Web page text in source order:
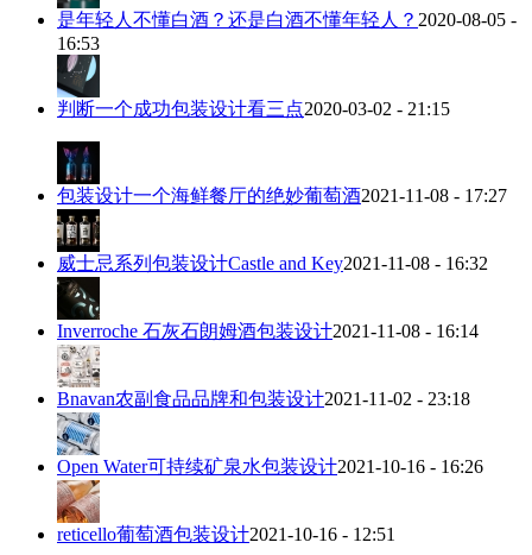
是年轻人不懂白酒？还是白酒不懂年轻人？ 2020-08-05 -
16:53
判断一个成功包装设计看三点2020-03-02 - 21:15
包装设计一个海鲜餐厅的绝妙葡萄酒2021-11-08 - 17:27
威士忌系列包装设计Castle and Key2021-11-08 - 16:32
Inverroche 石灰石朗姆酒包装设计2021-11-08 - 16:14
Bnavan农副食品品牌和包装设计2021-11-02 - 23:18
Open Water可持续矿泉水包装设计2021-10-16 - 16:26
reticello葡萄酒包装设计2021-10-16 - 12:51